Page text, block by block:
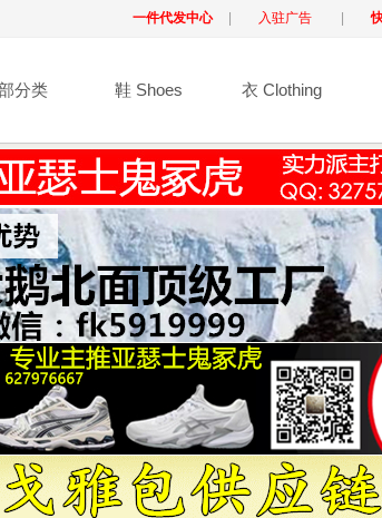
一件代发中心 入驻广告
分类 鞋 Shoes 衣 Clothing